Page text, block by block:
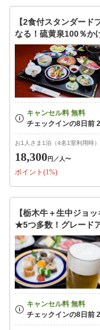
【2食付スタンダード
なる！硫黄泉100％か
お1人さま1泊（4名1室利用時
18,300円 ／人〜
ポイント(1%)
【栃木牛＋生中ジョ
★5つ多数！グレード